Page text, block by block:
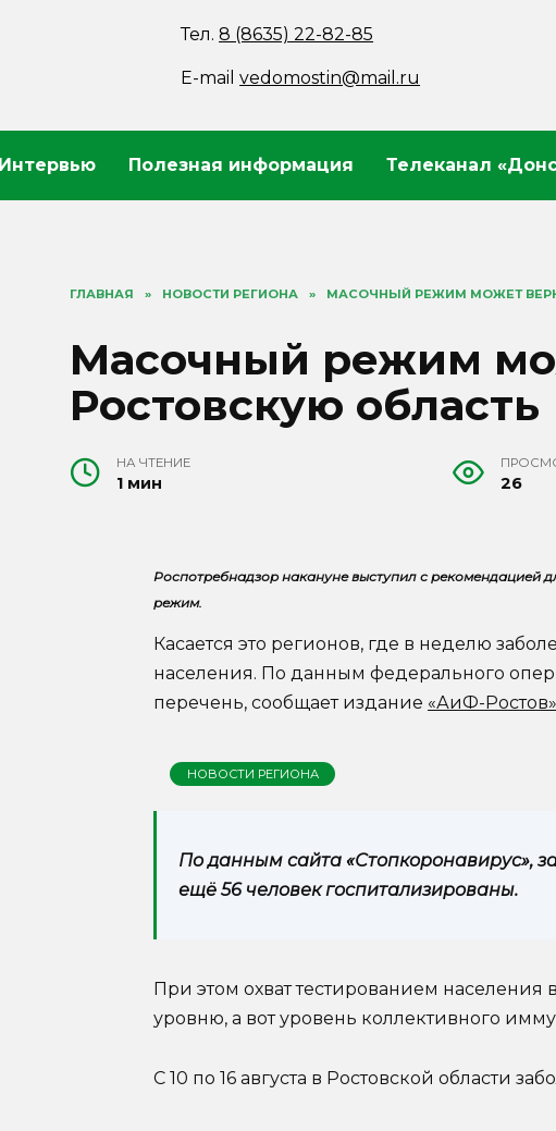
Тел.8 (8635) 22-82-85
E-mailvedomostin@mail.ru
Интервью Полезная информация Телеканал
ГЛАВНАЯ » НОВОСТИ РЕГИОНА » МАСОЧНЫЙ РЕЖИМ МОЖЕТ
Масочный режим
Ростовскую область
НА ЧТЕНИЕ
1 мин 26
Роспотребнадзор накануне выступил с рекомендацией
режим.
Касается это регионов, где в неделю
населения. По данным федерального
перечень, сообщает издание «АиФ-Ростов»
НОВОСТИ РЕГИОНА
По данным сайта «Стопкоронавирус»,
ещё 56 человек госпитализированы.
При этом охват тестированием населения
уровню, а вот уровень коллективного
С 10 по 16 августа в Ростовской области